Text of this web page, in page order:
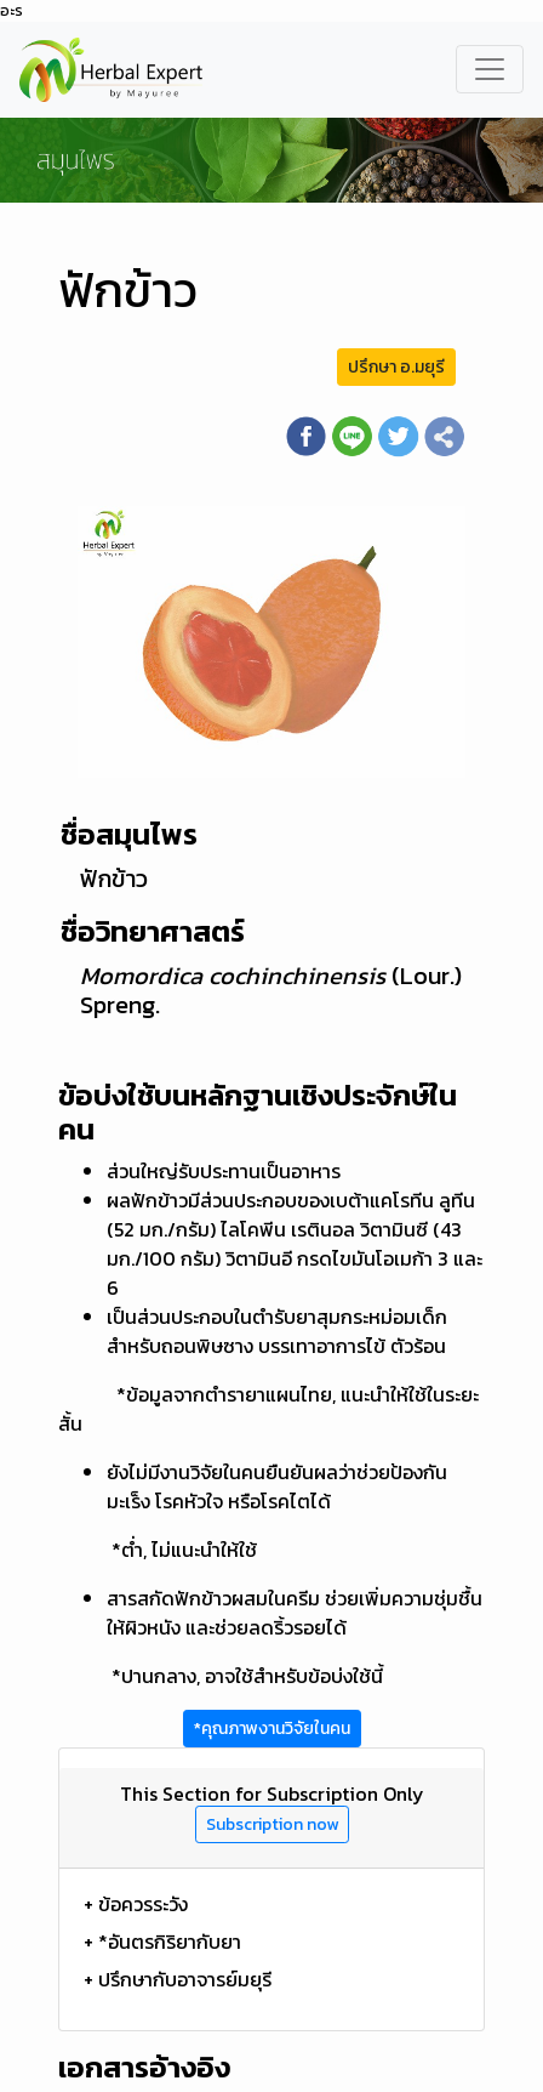
อะร
ฟักข้าว
ปรึกษา อ.มยุรี
ชื่อสมุนไพร
ฟักข้าว
ชื่อวิทยาศาสตร์
Momordica cochinchinensis(Lour.)
Spreng.
ข้อบ่งใช้บนหลักฐานเชิงประจักษ์ใน
คน
ส่วนใหญ่รับประทานเป็นอาหาร
ผลฟักข้าวมีส่วนประกอบของเบต้าแคโรทีน ลูทีน
(52 มก./กรัม) ไลโคพีน เรตินอล วิตามินซี (43
มก./100 กรัม) วิตามินอี กรดไขมันโอเมก้า 3 และ
6
เป็นส่วนประกอบในตำรับยาสุมกระหม่อมเด็ก
สำหรับถอนพิษซาง บรรเทาอาการไข้ ตัวร้อน
*ข้อมูลจากตำรายาแผนไทย, แนะนำให้ใช้ในระยะ
สั้น
ยังไม่มีงานวิจัยในคนยืนยันผลว่าช่วยป้องกัน
มะเร็ง โรคหัวใจ หรือโรคไตได้
*ต่ำ, ไม่แนะนำให้ใช้
สารสกัดฟักข้าวผสมในครีม ช่วยเพิ่มความชุ่มชื้น
ให้ผิวหนัง และช่วยลดริ้วรอยได้
*ปานกลาง, อาจใช้สำหรับข้อบ่งใช้นี้
*คุณภาพงานวิจัยในคน
This Section for Subscription Only
Subscription now
+ ข้อควรระวัง
+ *อันตรกิริยากับยา
+ ปรึกษากับอาจารย์มยุรี
เอกสารอ้างอิง